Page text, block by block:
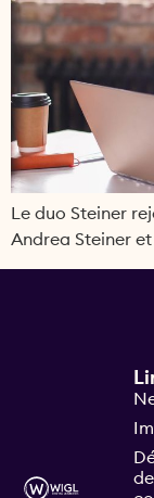
Le duo Steiner
Andrea Steiner
de